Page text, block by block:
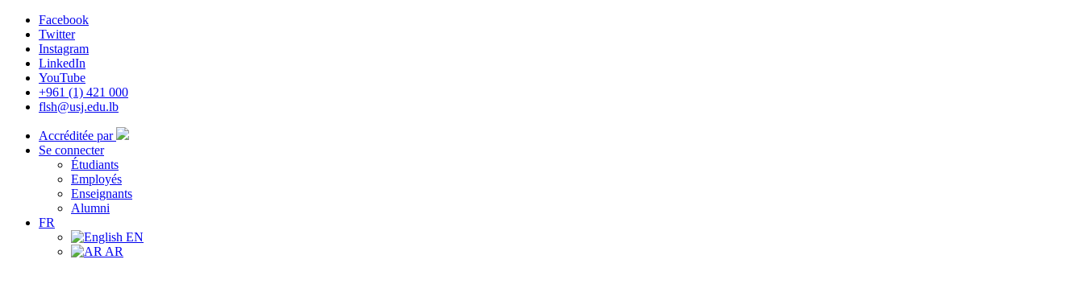
Facebook
Twitter
Instagram
LinkedIn
YouTube
+961 (1) 421 000
flsh@usj.edu.lb
Accréditée par
Se connecter
Étudiants
Employés
Enseignants
Alumni
FR
EN
AR